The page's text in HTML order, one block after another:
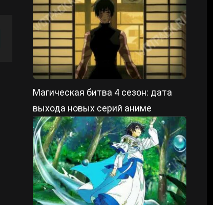
Магическая битва 4 сезон: дата
выхода новых серий аниме